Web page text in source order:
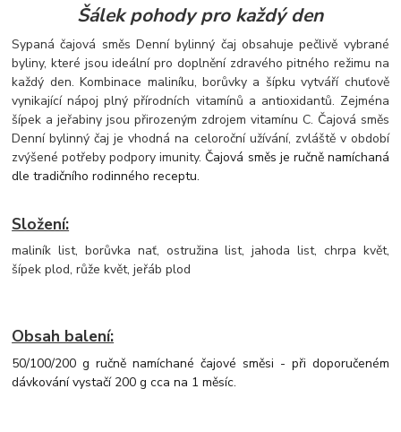
Šálek pohody pro každý den
Sypaná čajová směs Denní bylinný čaj obsahuje pečlivě vybrané
byliny, které jsou ideální pro doplnění zdravého pitného režimu na
každý den. Kombinace maliníku, borůvky a šípku vytváří chuťově
vynikající nápoj plný přírodních vitamínů a antioxidantů. Zejména
šípek a jeřabiny jsou přirozeným zdrojem vitamínu C. Čajová směs
Denní bylinný čaj je vhodná na celoroční užívání, zvláště v období
zvýšené potřeby podpory imunity. Čajová směs je ručně namíchaná
dle tradičního rodinného receptu.
Složení:
maliník list, borůvka nať, ostružina list, jahoda list, chrpa květ,
šípek plod, růže květ, jeřáb plod
Obsah balení:
50/100/200 g ručně namíchané čajové směsi - při doporučeném
dávkování vystačí 200 g cca na 1 měsíc.